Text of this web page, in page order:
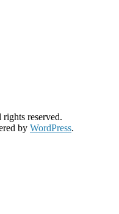
rights reserved.
by WordPress.